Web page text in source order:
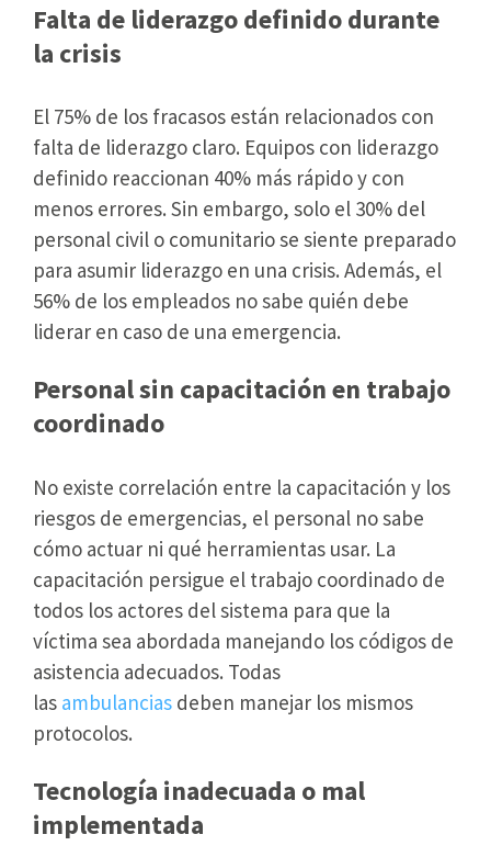
Falta de liderazgo definido durante
la crisis
El 75% de los fracasos están relacionados con
falta de liderazgo claro. Equipos con liderazgo
definido reaccionan 40% más rápido y con
menos errores. Sin embargo, solo el 30% del
personal civil o comunitario se siente preparado
para asumir liderazgo en una crisis. Además, el
56% de los empleados no sabe quién debe
liderar en caso de una emergencia.
Personal sin capacitación en trabajo
coordinado
No existe correlación entre la capacitación y los
riesgos de emergencias, el personal no sabe
cómo actuar ni qué herramientas usar. La
capacitación persigue el trabajo coordinado de
todos los actores del sistema para que la
víctima sea abordada manejando los códigos de
asistencia adecuados. Todas
las ambulancias deben manejar los mismos
protocolos.
Tecnología inadecuada o mal
implementada